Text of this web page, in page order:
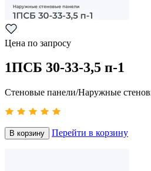
Цена по запросу
1ПСБ 30-33-3,5 п-1
Стеновые панели/Наружные
В корзину Перейти в корзину